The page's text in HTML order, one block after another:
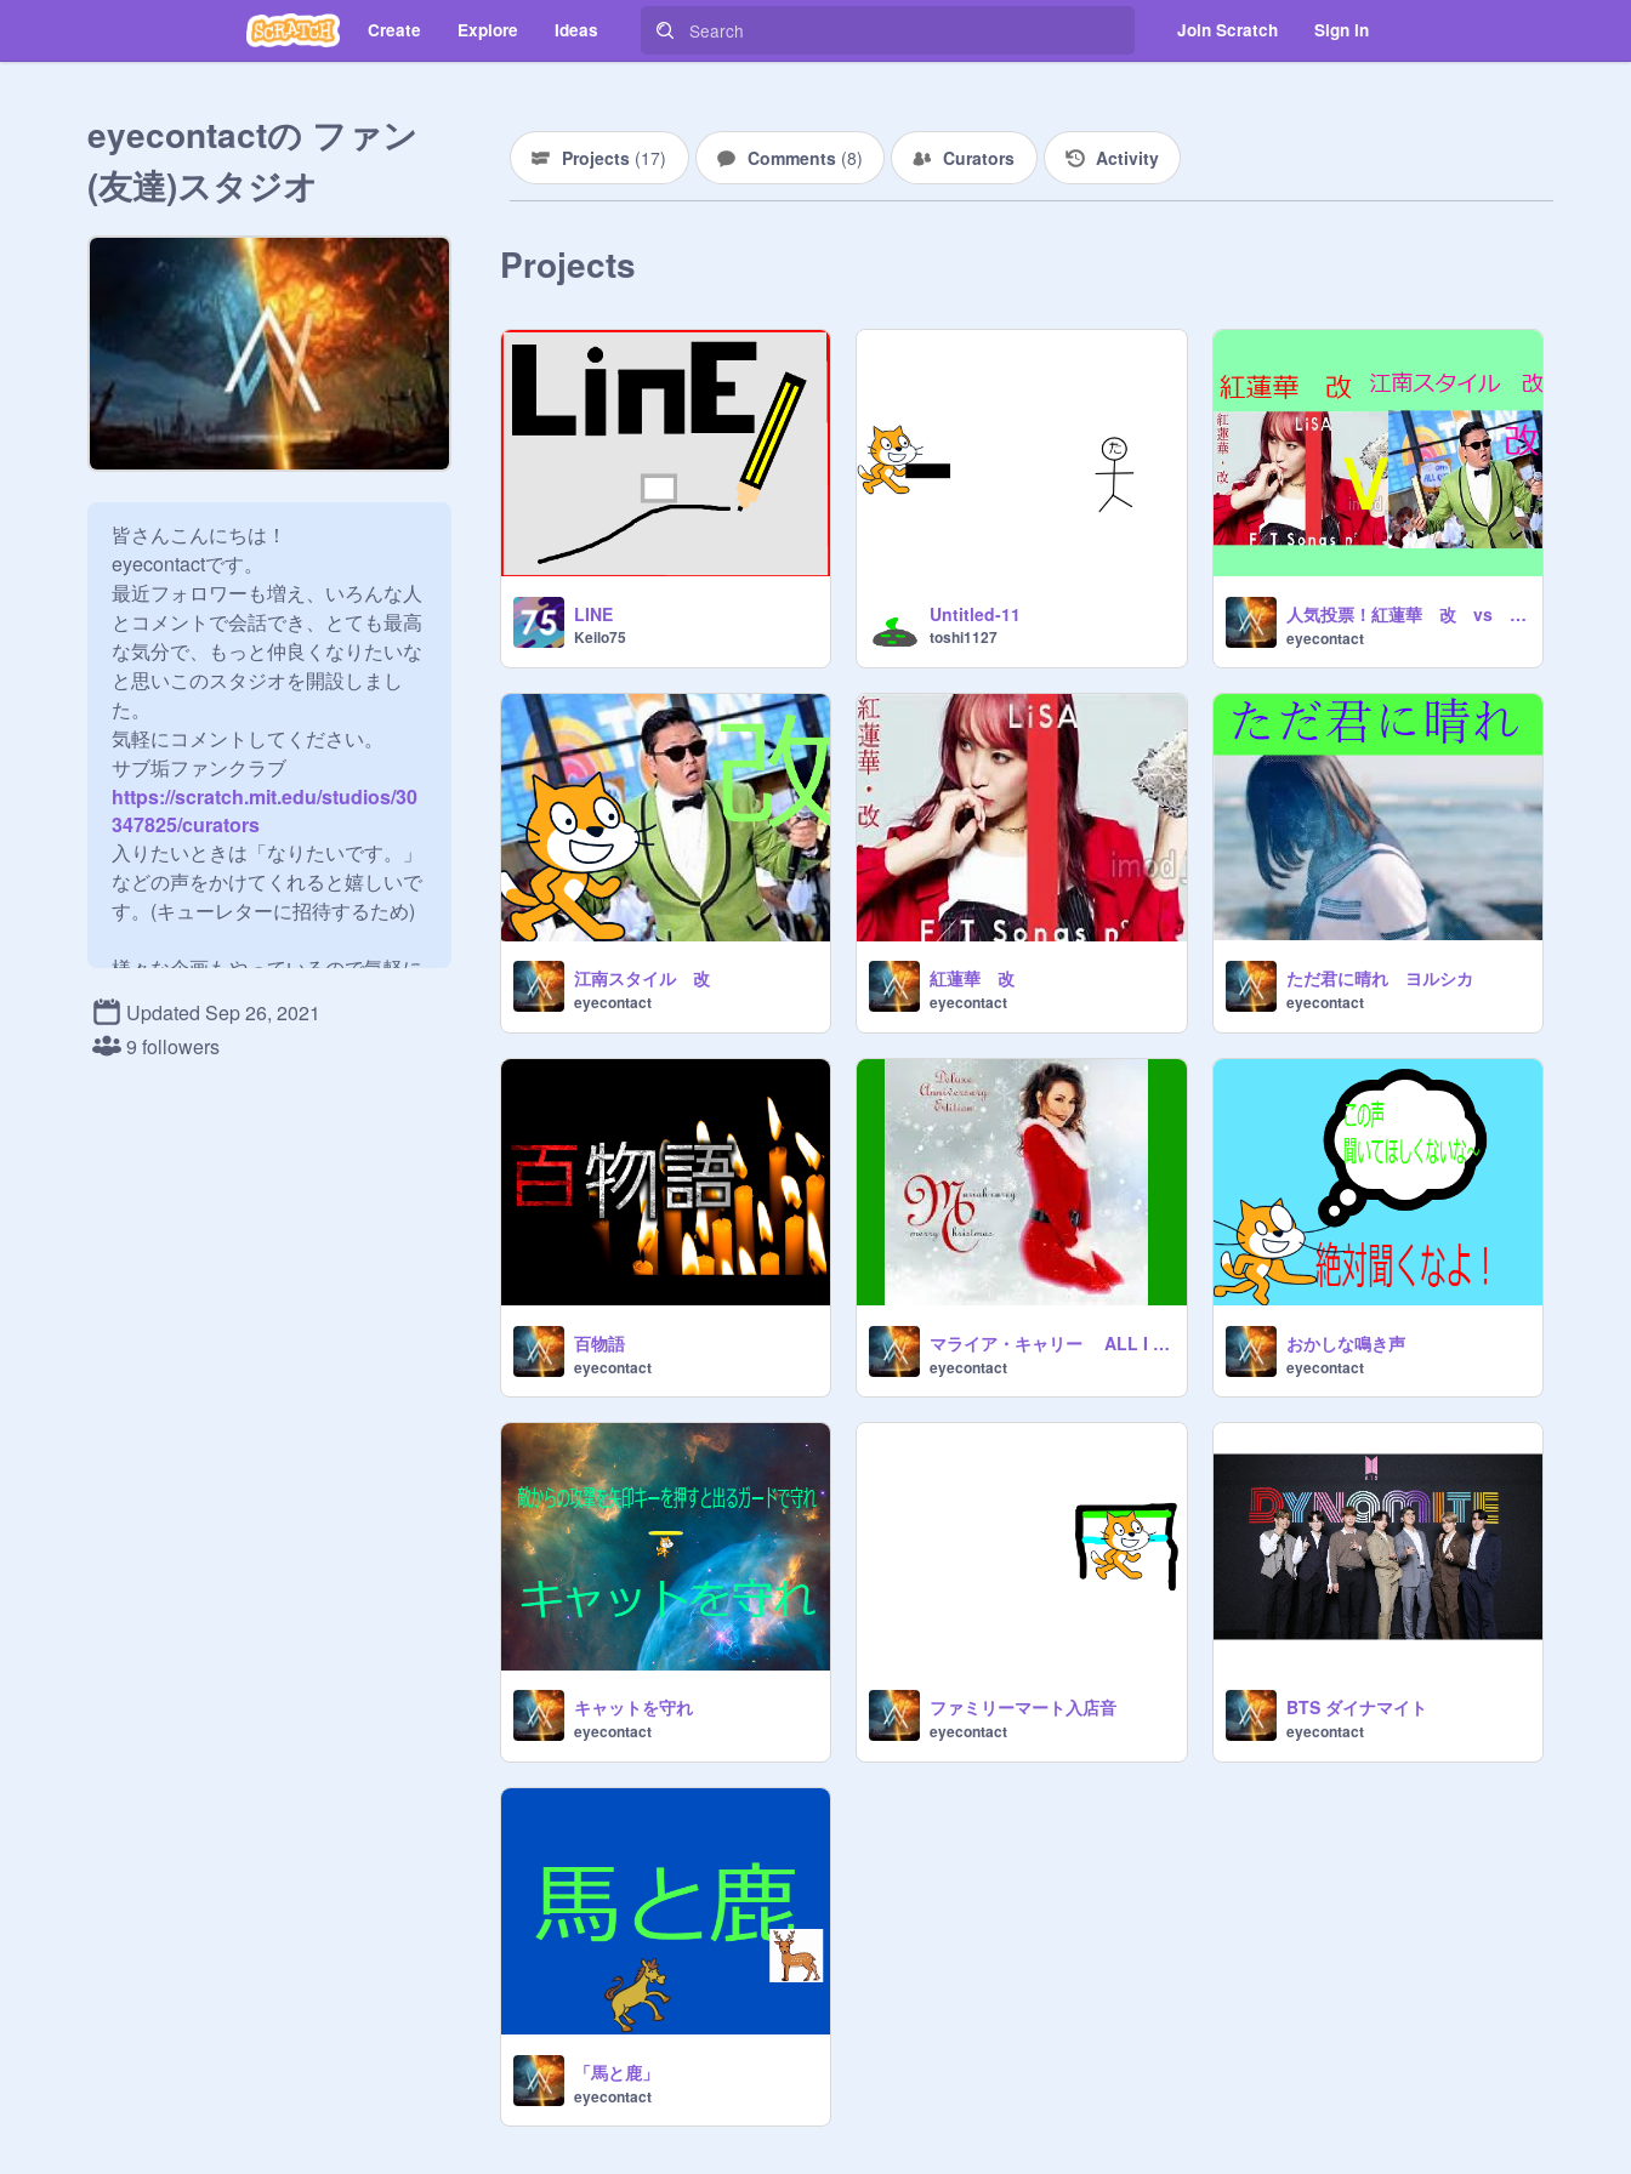
Create Explore Ideas Join Scratch Sign in
eyecontactの ファン
(友達)スタジオ
皆さんこんにちは！
eyecontactです。
最近フォロワーも増え、いろんな人
とコメントで会話でき、とても最高
な気分で、もっと仲良くなりたいな
と思いこのスタジオを開設しまし
た。
気軽にコメントしてください。
サブ垢ファンクラブ
https://scratch.mit.edu/studios/30
347825/curators
入りたいときは「なりたいです。」
などの声をかけてくれると嬉しいで
す。(キューレターに招待するため)
様々な企画もやっているので気軽に
参加してください。
今開催中の企画等はこちら！
Updated Sep 26, 2021
9 followers
Projects (17) Comments (8) Curators Activity
Projects
LINE
Keilo75
Untitled-11
toshi1127
人気投票！紅蓮華 改 vs 江南スタイル 改
eyecontact
江南スタイル 改
eyecontact
紅蓮華 改
eyecontact
ただ君に晴れ ヨルシカ
eyecontact
百物語
eyecontact
マライア・キャリー ALL I WANT FOR CHRISTMAS IS YOU 恋人たちのクリスマス
eyecontact
おかしな鳴き声
eyecontact
キャットを守れ
eyecontact
ファミリーマート入店音
eyecontact
BTS ダイナマイト
eyecontact
「馬と鹿」
eyecontact